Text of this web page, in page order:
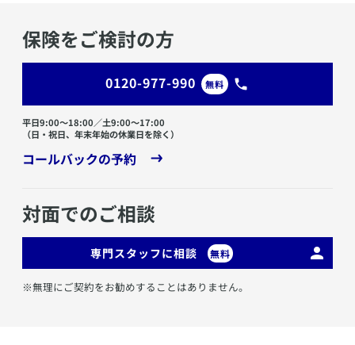
保険をご検討の方
0120-977-990 無料
平日9:00〜18:00／土9:00〜17:00
（日・祝日、年末年始の休業日を除く）
コールバックの予約
対面でのご相談
専門スタッフに相談 無料
※無理にご契約をお勧めすることはありません。